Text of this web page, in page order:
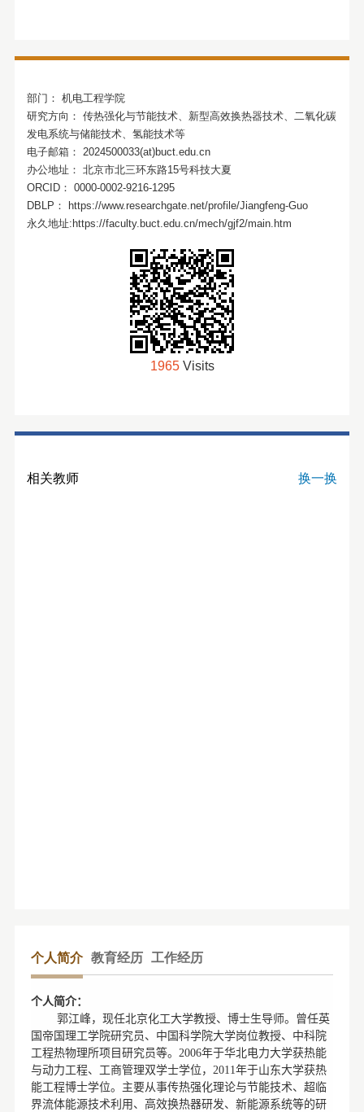
部门： 机电工程学院
研究方向： 传热强化与节能技术、新型高效换热器技术、二氧化碳
发电系统与储能技术、氢能技术等
电子邮箱： 2024500033(at)buct.edu.cn
办公地址： 北京市北三环东路15号科技大夏
ORCID： 0000-0002-9216-1295
DBLP：
https://www.researchgate.net/profile/Jiangfeng-Guo
永久地址:https://faculty.buct.edu.cn/mech/gjf2/main.htm
1965 Visits
个人简介 教育经历 工作经历
个人简介：
郭江峰，现任北京化工大学教授、博士生导师。曾任英
国帝国理工学院研究员、中国科学院大学岗位教授、中科院
工程热物理所项目研究员等。 2006年于华北电力大学获热能
与动力工程、工商管理双学士学位， 2011年于山东大学获热
能工程博士学位。主要从事传热强化理论与节能技术、超临
界流体能源技术利用、高效换热器研发、新能源系统等的研